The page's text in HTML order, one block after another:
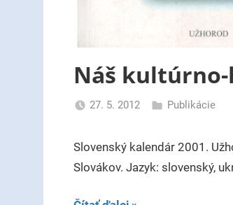
Náš
27. 5. 2012
Publikácie
Slovenský kalendár 2001.
Slovákov. Jazyk: slovenský,